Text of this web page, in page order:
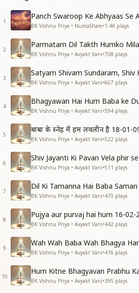
प्रत्यक्ष हो जाए बाबा
विजई रतन रचाए रास
बाबा आगये ये गीत हर दिल गाएंगे
मन वचन कर्म से जमा करे
व्यर्थ न जाए खजाना कोई
पूज्यनीय बनकरके निखरे
गायन पूजनके योग्य अभी ही बन जाएंगे
अनुभवी मूर्त बन जाएंगे
सबको अनुभवी बनाएंगे
हर गुण और शक्ति के अनुभवी मूर्त बन जाएंगे
अनुभवी बन सबको अनुभवी बनाएंगे
1
Panch Swaroop Ke Abhyaas Se
BK Vishnu Priya • NumaSham•1.4K plays
2
Parmatam Dil Takth Humko
BK Vishnu Priya • Avyakt Vani•708 plays
3
Satyam Shivam Sundaram,
BK Vishnu Priya • Avyakt Vani•667 plays
4
Bhagyawan Hai Hum Baba ke
BK Vishnu Priya • Avyakt Vani•594 plays
5
बाबा के स्नेह में हम लवलीन है 18-01-
BK Vishnu Priya • Avyakt Vani•522 plays
6
Shiv Jayanti Ki Pavan Vela phir
BK Vishnu Priya • Avyakt Vani•511 plays
7
Dil Ki Tamanna Hai Baba
BK Vishnu Priya • Avyakt Vani•470 plays
8
Pujya aur purvaj hai hum 16-02-
BK Vishnu Priya • Avyakt Vani•442 plays
9
Wah Wah Baba Wah Bhagya
BK Vishnu Priya • Avyakt Vani•416 plays
10
Hum Kitne Bhagyavan Prabhu
BK Vishnu Priya • Avyakt Vani•395 plays